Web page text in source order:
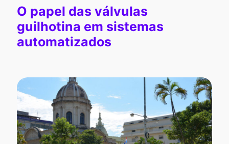
O papel das válvulas
guilhotina em sistemas
automatizados